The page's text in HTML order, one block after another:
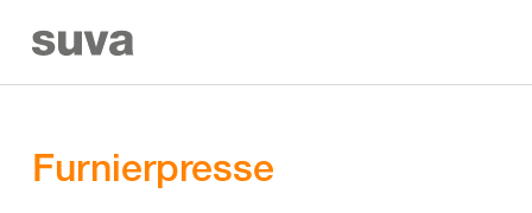
Furnierpresse